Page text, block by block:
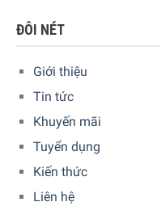
Máy hoạt động dựa trên
sử dụng luồng khí nóng
năng lượng
vàbảo vệ sợi
được duy trì ở mức ổn
không bị co rút hay hư
đảm bảo hiệu quả sấy
lượng điện tiêu thụ so
ĐÔI NÉT
Giới thiệu
Tin tức
Khuyến mãi
Tuyển dụng
Kiến thức
Liên hệ